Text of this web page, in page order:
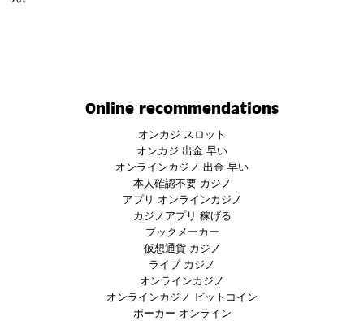
Online recommendations
オンカジ スロット
オンカジ 出金 早い
オンラインカジノ 出金 早い
本人確認不要 カジノ
アプリ オンラインカジノ
カジノアプリ 稼げる
ブックメーカー
仮想通貨 カジノ
ライブ カジノ
オンラインカジノ
オンラインカジノ ビットコイン
ポーカー オンライン